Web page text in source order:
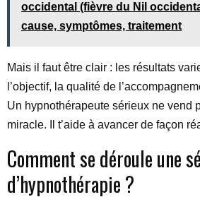
occidental (fièvre du Nil
cause, symptômes, traitement
Mais il faut être clair : les résultats
l’objectif, la qualité de
Un hypnothérapeute sérieux ne vend
miracle. Il t’aide à avancer de façon
Comment se déroule une
d’hypnothérapie ?